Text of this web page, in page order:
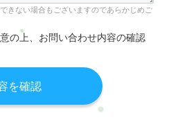
きない場合もございますのであらかじめご
の上、お問い合わせ内容の確認